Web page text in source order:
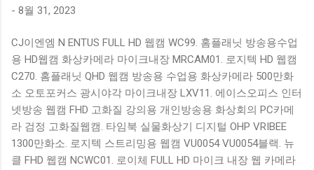
를 사더라도 종류도 많고, 가격도 다양해서 결정이 많이 어려우
많을 수 밖에 없습니다. 다양한 상품들을 상세스펙 과 가격 을
꼼꼼히 비교해서 구매하실 수 있도록 순위 추천 해드릴게요. 특
가상품 보러가기 추천상품 Best 유니콘 멀티페어링 스마트폰
태블릿 거치형 저소음 블루투스 키보드, BK-500SB, 일반형, 블
랙 유니콘 멀티페어링 스마트폰 태...
- 8월 31, 2023
CJ이엔엠 N ENTUS FULL HD 웹캠 WC99. 홈플래닛 방송용수업
용 HD웹캠 화상카메라 마이크내장 MRCAM01. 로지텍 HD 웹캠
C270. 홈플래닛 QHD 웹캠 방송용 수업용 화상카메라 500만화
소 오토포커스 광시야각 마이크내장 LXV11. 에이스오피스 인터
넷방송 웹캠 FHD 고화질 강의용 개인방송용 화상회의 PC카메
라 검정 고화질웹캠. 타임북 실물화상기 디지털 OHP VRIBEE
1300만화소. 로지텍 스트리밍용 웹캠 VU0054 VU0054블랙. 뉴
클 FHD 웹캠 NCWC01. 로이체 FULL HD 마이크 내장 웹 카메라